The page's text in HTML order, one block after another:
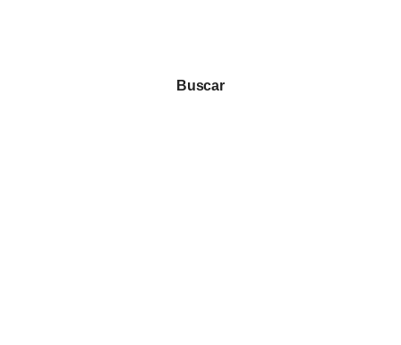
Buscar